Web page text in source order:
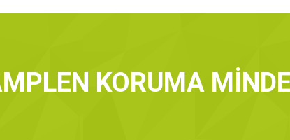
KORUMA